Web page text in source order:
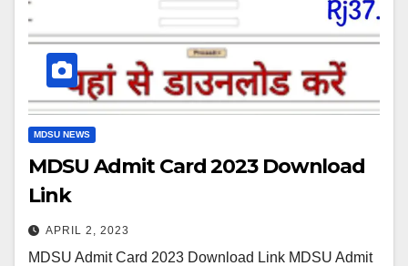
MDSU NEWS
MDSU Admit Card 2023 Download
Link
APRIL 2, 2023
MDSU Admit Card 2023 Download Link MDSU Admit